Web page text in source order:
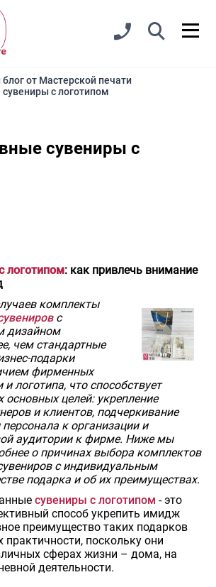
от Мастерской печати
с логотипом
сувениры с
логотипом: как привлечь внимание
комплекты
с
дизайном
чем стандартные
подарки
фирменных
логотипа, что способствует
целей: укрепление
и клиентов, подчеркивание
к организации и
аудитории к фирме. Ниже мы
о причинах выбора комплектов
с индивидуальным
подарка и об их преимуществах.
сувениры с логотипом - это
способ укрепить имидж
преимущество таких подарков
практичности, поскольку они
сферах жизни – дома, на
деятельности.